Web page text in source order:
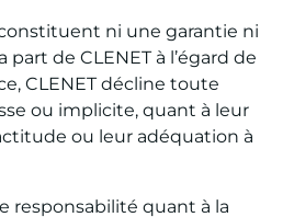
ni une garantie ni
de CLENET à l’égard de
CLENET décline toute
ou implicite, quant à leur
ou leur adéquation à
responsabilité quant à la